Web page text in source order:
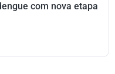
com nova etapa